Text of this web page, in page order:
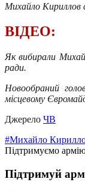
Михайло
ВІДЕО:
Як вибирали
ради.
Новообраний
місцевому
Джерело ЧВ
#Михайло
Підтримуємо
Підтримуй